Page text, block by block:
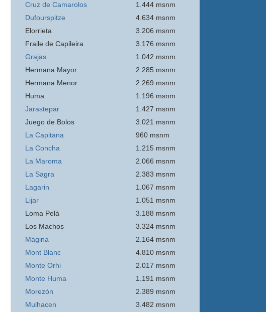
Cruz de Camarolos
1.444 msnm
Dufourspitze
4.634 msnm
Elorrieta
3.206 msnm
Fraile de Capileira
3.176 msnm
Grajas
1.042 msnm
Hermana Mayor
2.285 msnm
Hermana Menor
2.269 msnm
Huma
1.196 msnm
Jarastepar
1.427 msnm
Juego de Bolos
3.021 msnm
La Capitana
960 msnm
La Concha
1.215 msnm
La Maroma
2.066 msnm
La Sagra
2.383 msnm
Lagarin
1.067 msnm
Lijar
1.051 msnm
Loma Pelá
3.188 msnm
Los Machos
3.324 msnm
Mágina
2.164 msnm
Mont Blanc
4.810 msnm
Monte Orhi
2.017 msnm
Monte Huma
1.191 msnm
Morezón
2.389 msnm
Mulhacen
3.482 msnm